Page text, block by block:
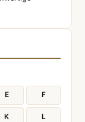
E F
K L